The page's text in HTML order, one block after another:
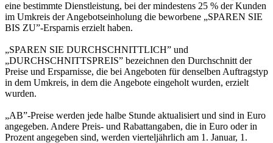
eine bestimmte Dienstleistung, bei der mindestens 25 % der Kunden
im Umkreis der Angebotseinholung die beworbene „SPAREN SIE
BIS ZU”-Ersparnis erzielt haben.
„SPAREN SIE DURCHSCHNITTLICH” und
„DURCHSCHNITTSPREIS” bezeichnen den Durchschnitt der
Preise und Ersparnisse, die bei Angeboten für denselben Auftragstyp
in dem Umkreis, in dem die Angebote eingeholt wurden, erzielt
wurden.
„AB”-Preise werden jede halbe Stunde aktualisiert und sind in Euro
angegeben. Andere Preis- und Rabattangaben, die in Euro oder in
Prozent angegeben sind, werden vierteljährlich am 1. Januar, 1.